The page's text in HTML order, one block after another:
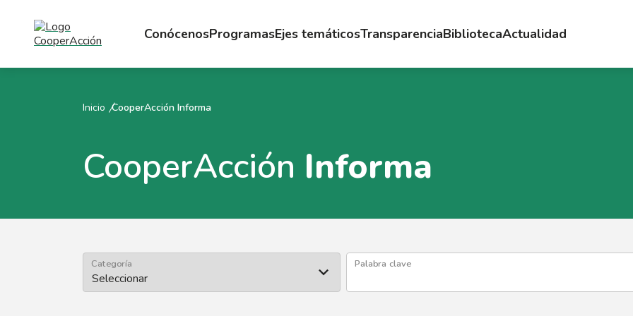
ConócenosProgramasEjes temáticosTransparenciaBibliotecaActualidad
Inicio CooperAcción Informa
CooperAcción Informa
Categoría Palabra clave